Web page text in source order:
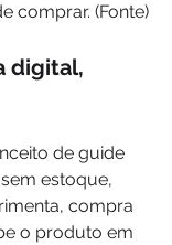
comprar. (Fonte)
digital,
de guide
estoque,
compra
o produto em